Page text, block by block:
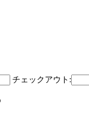
チェックアウト: